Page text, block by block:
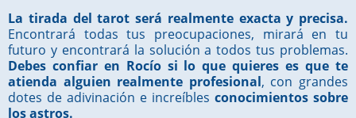
La tirada del tarot será realmente exacta y precisa.
Encontrará todas tus preocupaciones, mirará en tu
futuro y encontrará la solución a todos tus problemas.
Debes confiar en Rocío si lo que quieres es que te
atienda alguien realmente profesional, con grandes
dotes de adivinación e increíbles conocimientos sobre
los astros.